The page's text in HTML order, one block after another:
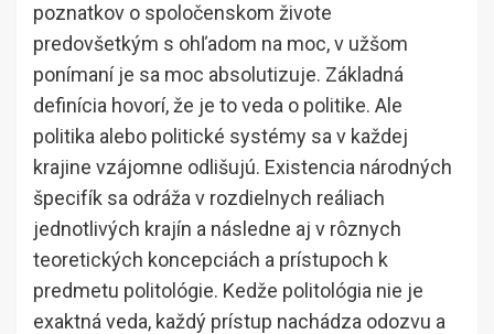
poznatkov o spoločenskom živote
predovšetkým s ohľadom na moc, v užšom
ponímaní je sa moc absolutizuje. Základná
definícia hovorí, že je to veda o politike. Ale
politika alebo politické systémy sa v každej
krajine vzájomne odlišujú. Existencia národných
špecifík sa odráža v rozdielnych reáliach
jednotlivých krajín a následne aj v rôznych
teoretických koncepciách a prístupoch k
predmetu politológie. Kedže politológia nie je
exaktná veda, každý prístup nachádza odozvu a